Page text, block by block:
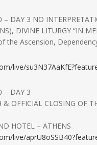
– DAY 3 NO
DIVINE LITURGY “IN
the Ascension,
live/
– DAY 3 –
& OFFICIAL CLOSING OF
HOTEL – ATHENS
live/